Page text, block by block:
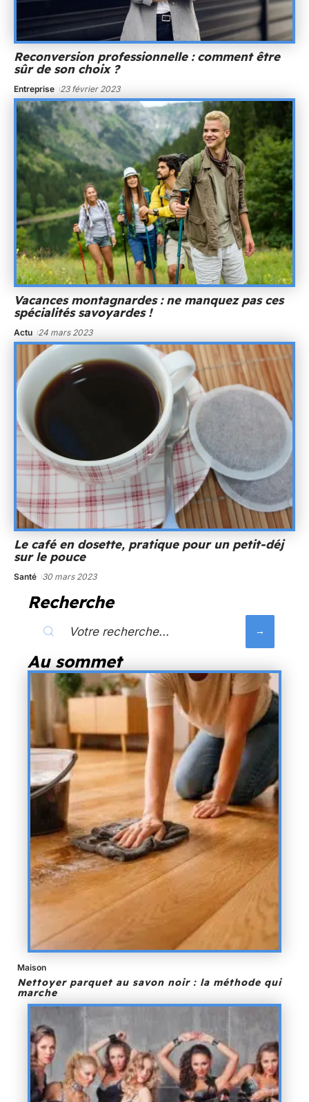
Reconversion professionnelle : comment être
sûr de son choix ?
Entreprise 23 février 2023
Vacances montagnardes : ne manquez pas ces
spécialités savoyardes !
Actu 24 mars 2023
Le café en dosette, pratique pour un petit-déj
sur le pouce
Santé 30 mars 2023
Recherche
Au sommet
Maison
Nettoyer parquet au savon noir : la méthode qui
marche